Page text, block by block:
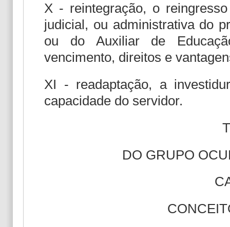
X - reintegração, o
judicial, ou administrativa do
ou do Auxiliar de
vencimento, direitos e
XI - readaptação, a
capacidade do servidor.
DO GRUPO